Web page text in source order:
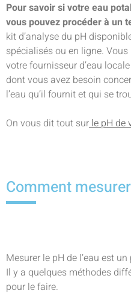
Pour savoir si votre eau
vous pouvez procéder à un
kit d’analyse du pH
spécialisés ou en ligne.
votre fournisseur d’eau
dont vous avez besoin
l’eau qu’il fournit et qui se
On vous dit tout surle pH de
Comment
Mesurer le pH de l’eau est
Il y a quelques méthodes
pour le faire.